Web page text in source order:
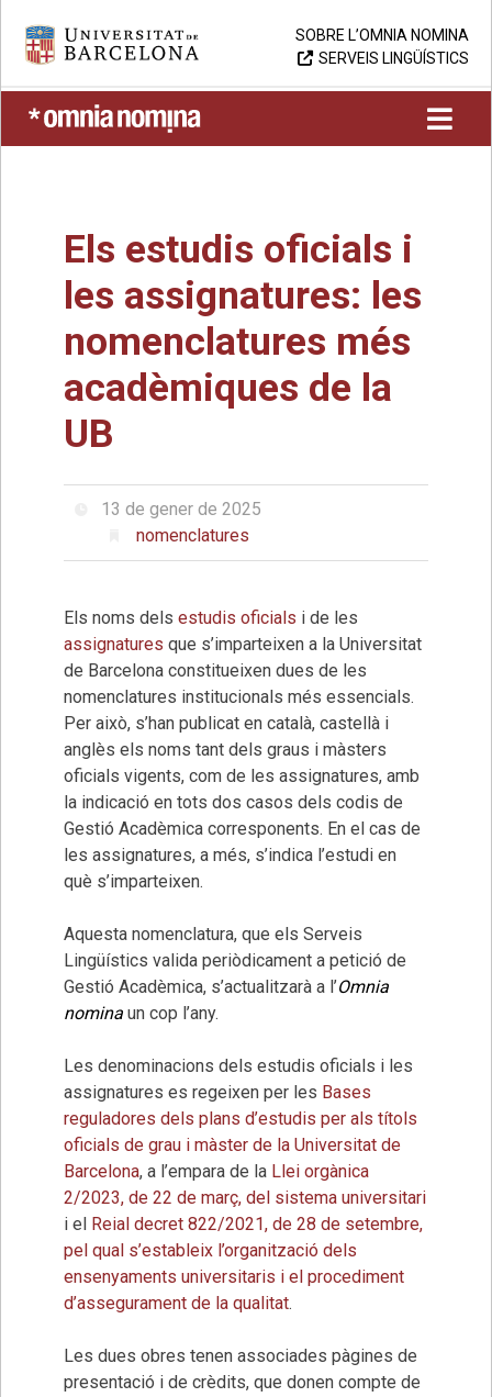
content
Universitat de Barcelona
SOBRE L’OMNIA NOMINA
SERVEIS LINGÜÍSTICS
UB > Omnia nomina
Els estudis oficials i
les assignatures: les
nomenclatures més
acadèmiques de la
UB
13 de gener de 2025
nomenclatures
Els noms delsestudis oficials i de les
assignatures que s’imparteixen a la Universitat
de Barcelona constitueixen dues de les
nomenclatures institucionals més essencials.
Per això, s’han publicat en català, castellà i
anglès els noms tant dels graus i màsters
oficials vigents, com de les assignatures, amb
la indicació en tots dos casos dels codis de
Gestió Acadèmica corresponents. En el cas de
les assignatures, a més, s’indica l’estudi en
què s’imparteixen.
Aquesta nomenclatura, que els Serveis
Lingüístics valida periòdicament a petició de
Gestió Acadèmica, s’actualitzarà a l’Omnia
nomina un cop l’any.
Les denominacions dels estudis oficials i les
assignatures es regeixen per les Bases
reguladores dels plans d’estudis per als títols
oficials de grau i màster de la Universitat de
Barcelona, a l’empara de la Llei orgànica
2/2023, de 22 de març, del sistema universitari
i el Reial decret 822/2021, de 28 de setembre,
pel qual s’estableix l’organització dels
ensenyaments universitaris i el procediment
d’assegurament de la qualitat.
Les dues obres tenen associades pàgines de
presentació i de crèdits, que donen compte de